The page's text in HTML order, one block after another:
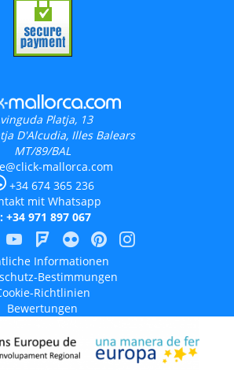
Platja, 13
D'Alcudia, Illes Balears
MT/89/BAL
mallorca.com
+34 674 365 236
mit Whatsapp
+34 971 897 067
Informationen
Bestimmungen
Richtlinien
Bewertungen